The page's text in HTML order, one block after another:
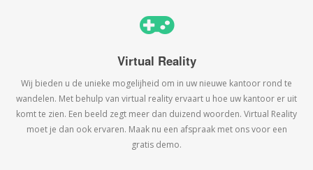
Virtual Reality
Wij bieden u de unieke mogelijheid om in uw nieuwe kantoor rond te
wandelen. Met behulp van virtual reality ervaart u hoe uw kantoor er uit
komt te zien. Een beeld zegt meer dan duizend woorden. Virtual Reality
moet je dan ook ervaren. Maak nu een afspraak met ons voor een
gratis demo.